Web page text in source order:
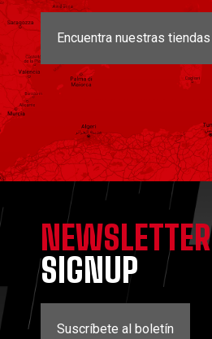
Encuentra nuestras tiendas
NEWSLETTER
SIGNUP
Suscríbete al boletín